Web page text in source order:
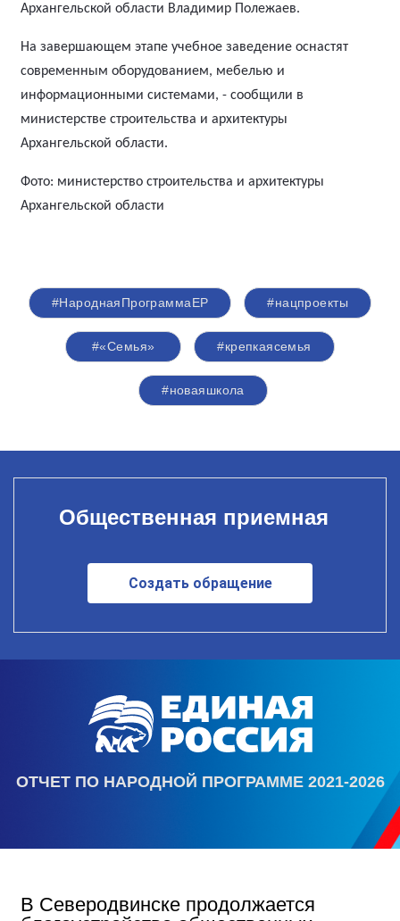
Архангельской области Владимир Полежаев.
На завершающем этапе учебное заведение оснастят
современным оборудованием, мебелью и
информационными системами, - сообщили в
министерстве строительства и архитектуры
Архангельской области.
Фото: министерство строительства и архитектуры
Архангельской области
#НароднаяПрограммаЕР #нацпроекты
#«Семья» #крепкаясемья
#новаяшкола
Общественная приемная
Создать обращение
ОТЧЕТ ПО НАРОДНОЙ ПРОГРАММЕ 2021-2026
В Северодвинске продолжается